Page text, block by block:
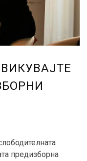
предизборна